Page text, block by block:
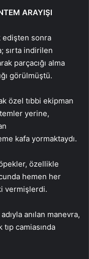
ARAYIŞI
edişten sonra
sırta indirilen
parçacığı alma
görülmüştü.
özel tıbbi ekipman
yerine,
kafa yormaktaydı.
özellikle
hemen her
vermişlerdi.
anılan manevra,
camiasında